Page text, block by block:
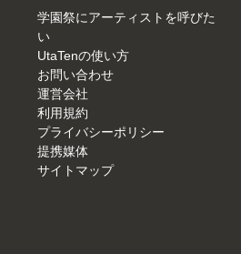
学園祭にアーティストを呼びた
い
UtaTenの使い方
お問い合わせ
運営会社
利用規約
プライバシーポリシー
提携媒体
サイトマップ